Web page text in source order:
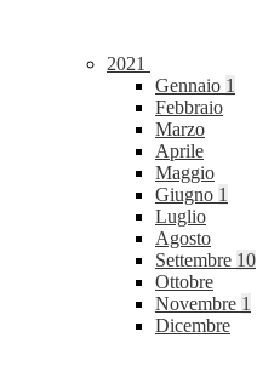
2021
Gennaio 1
Febbraio
Marzo
Aprile
Maggio
Giugno 1
Luglio
Agosto
Settembre 10
Ottobre
Novembre 1
Dicembre